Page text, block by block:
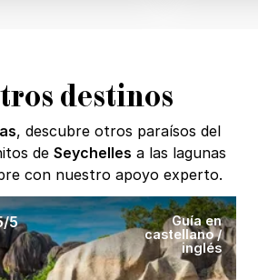
destinos
, descubre otros paraísos del
de Seychelles a las lagunas
con nuestro apoyo experto.
5
Guía en
castellano /
inglés